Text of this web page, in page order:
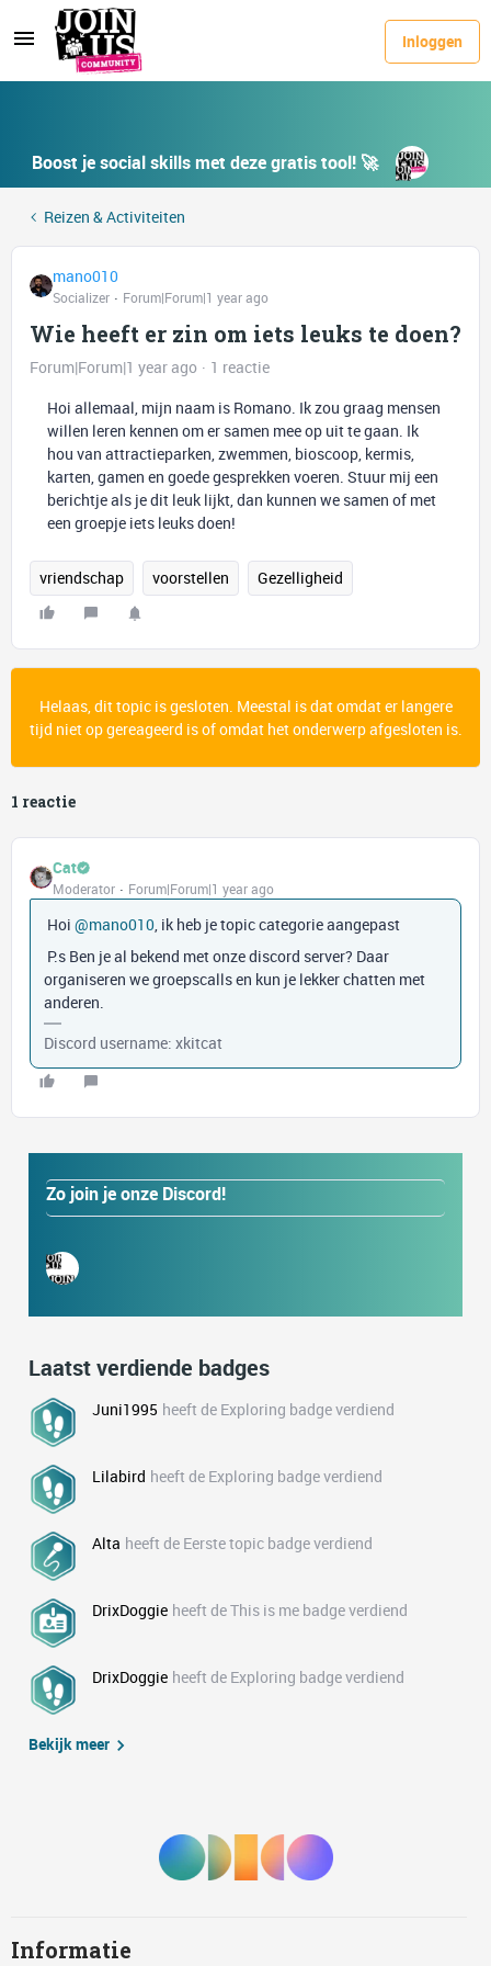
Inloggen
Boost je social skills met deze gratis tool! 🚀
Reizen & Activiteiten
mano010
Socializer Forum|Forum|1 year ago
Wie heeft er zin om iets leuks te doen?
Forum|Forum|1 year ago
1 reactie
Hoi allemaal, mijn naam is Romano. Ik zou graag mensen
willen leren kennen om er samen mee op uit te gaan. Ik
hou van attractieparken, zwemmen, bioscoop, kermis,
karten, gamen en goede gesprekken voeren. Stuur mij een
berichtje als je dit leuk lijkt, dan kunnen we samen of met
een groepje iets leuks doen!
vriendschap voorstellen Gezelligheid
Helaas, dit topic is gesloten. Meestal is dat omdat er langere
tijd niet op gereageerd is of omdat het onderwerp afgesloten is.
1 reactie
Cat
Moderator Forum|Forum|1 year ago
Hoi ​ @mano010, ik heb je topic categorie aangepast
P.s Ben je al bekend met onze discord server? Daar
organiseren we groepscalls en kun je lekker chatten met
anderen.
Discord username: xkitcat
Zo join je onze Discord!
Laatst verdiende badges
Juni1995 heeft de Exploring badge verdiend
Lilabird heeft de Exploring badge verdiend
Alta heeft de Eerste topic badge verdiend
DrixDoggie heeft de This is me badge verdiend
DrixDoggie heeft de Exploring badge verdiend
Bekijk meer
Informatie